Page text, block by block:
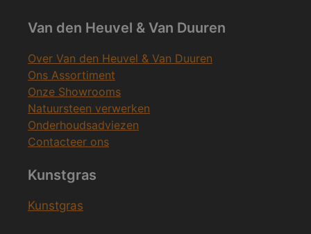
Van den Heuvel & Van Duuren
Over Van den Heuvel & Van Duuren
Ons Assortiment
Onze Showrooms
Natuursteen verwerken
Onderhoudsadviezen
Contacteer ons
Kunstgras
Kunstgras